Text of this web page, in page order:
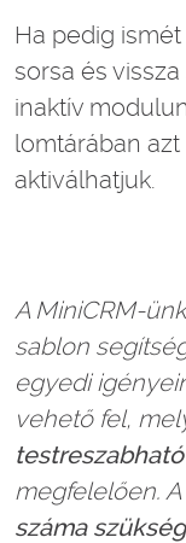
Ha pedig
sorsa és
inaktív
lomtárában
aktiválhatjuk.
A MiniCRM-
sablon
egyedi
vehető fel,
testreszabható
megfelelően.
száma